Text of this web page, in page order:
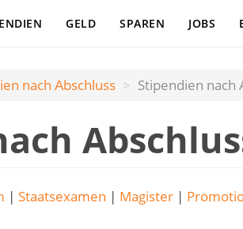
GELD SPAREN JOBS
nach Аbschluss Stipendien nach
| Staatsexamen | Magister |